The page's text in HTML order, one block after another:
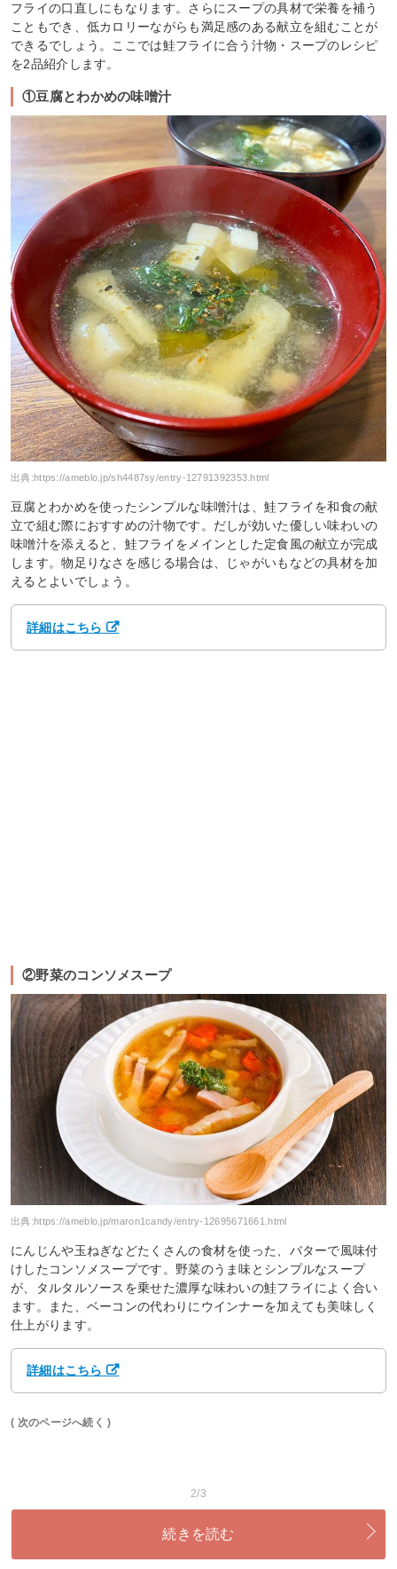
フライの口直しにもなります。さらにスープの具材で栄養を補う
こともでき、低カロリーながらも満足感のある献立を組むことが
できるでしょう。ここでは鮭フライに合う汁物・スープのレシピ
を2品紹介します。
①豆腐とわかめの味噌汁
出典:https://ameblo.jp/sh4487sy/entry-12791392353.html
豆腐とわかめを使ったシンプルな味噌汁は、鮭フライを和食の献
立で組む際におすすめの汁物です。だしが効いた優しい味わいの
味噌汁を添えると、鮭フライをメインとした定食風の献立が完成
します。物足りなさを感じる場合は、じゃがいもなどの具材を加
えるとよいでしょう。
詳細はこちら
②野菜のコンソメスープ
出典:https://ameblo.jp/maron1candy/entry-12695671661.html
にんじんや玉ねぎなどたくさんの食材を使った、バターで風味付
けしたコンソメスープです。野菜のうま味とシンプルなスープ
が、タルタルソースを乗せた濃厚な味わいの鮭フライによく合い
ます。また、ベーコンの代わりにウインナーを加えても美味しく
仕上がります。
詳細はこちら
( 次のページへ続く )
2/3
続きを読む